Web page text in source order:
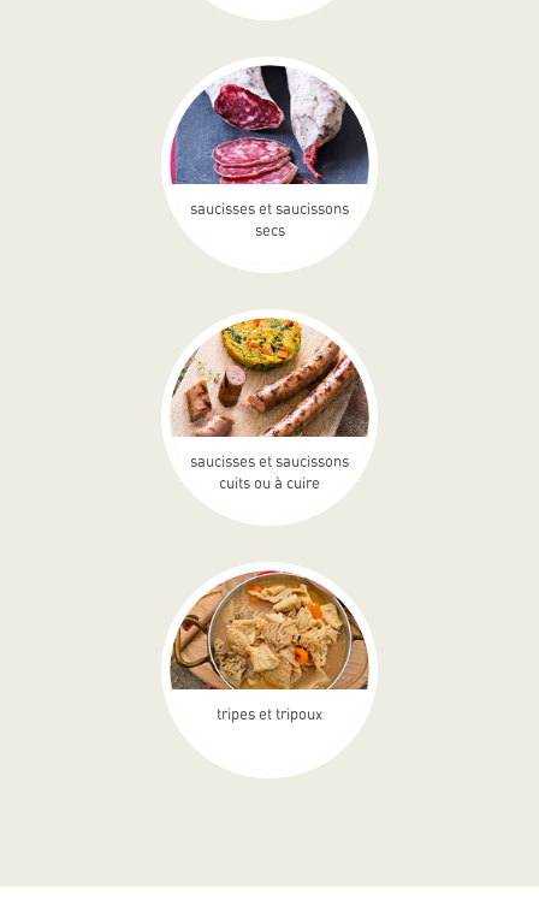
saucisses et saucissons
secs
saucisses et saucissons
cuits ou à cuire
tripes et tripoux